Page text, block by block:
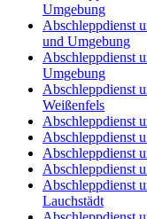
Umgebung
Abschleppdienst
und Umgebung
Abschleppdienst
Umgebung
Abschleppdienst
Weißenfels
Abschleppdienst
Abschleppdienst
Abschleppdienst
Abschleppdienst
Abschleppdienst
Lauchstädt